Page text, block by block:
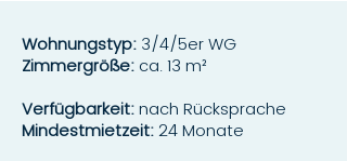
Wohnungstyp: 3/4/5er WG
Zimmergröße: ca. 13 m²
Verfügbarkeit:nach Rücksprache
Mindestmietzeit:24 Monate